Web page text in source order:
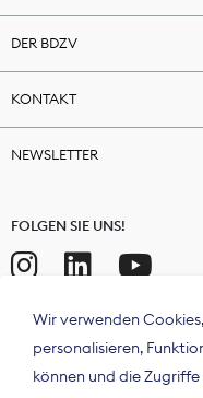
DER BDZV
KONTAKT
NEWSLETTER
FOLGEN SIE UNS!
Wir verwenden
personalisieren,
können und die